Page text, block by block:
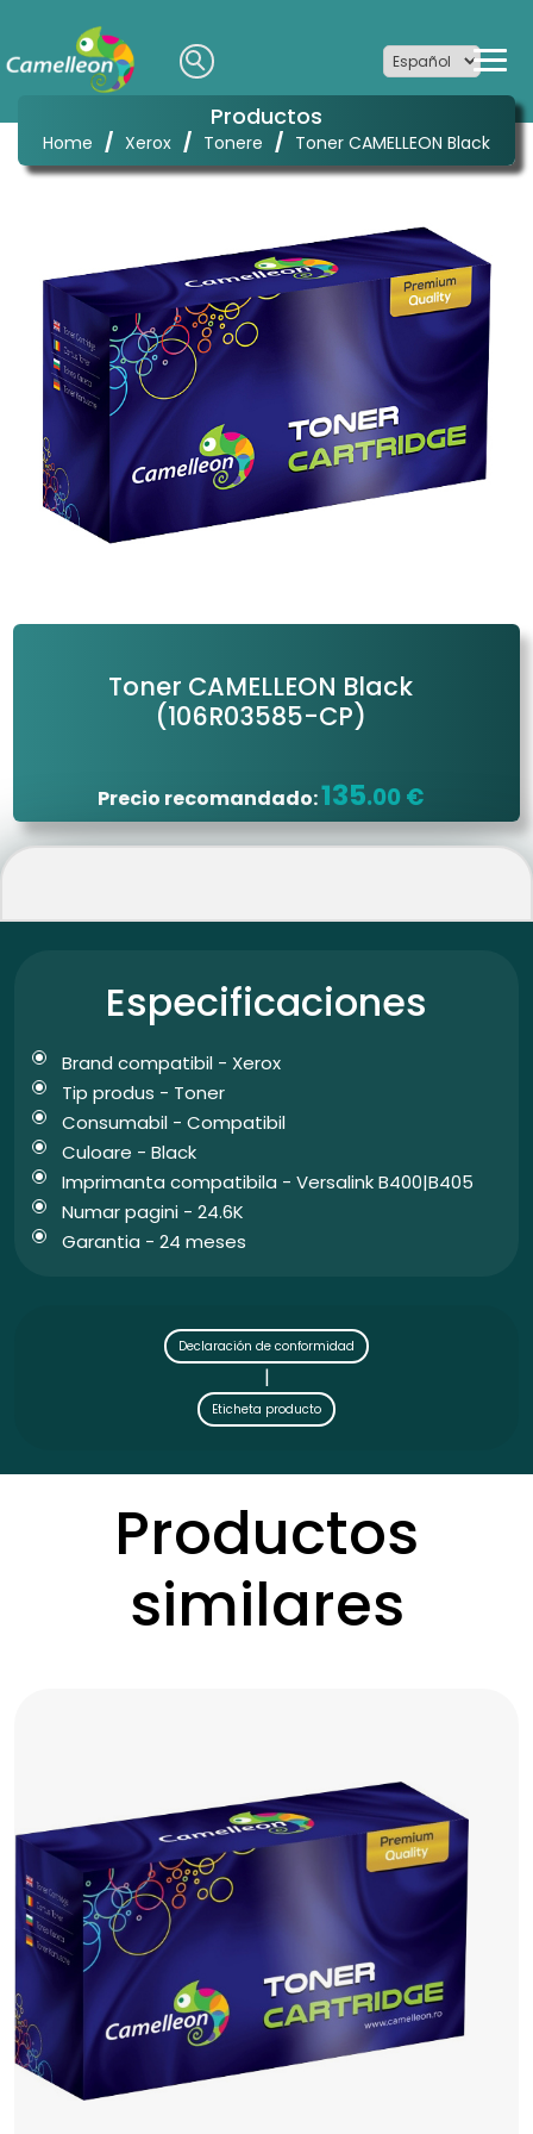
Productos
Home / Xerox / Tonere / Toner CAMELLEON Black
Toner CAMELLEON Black
(106R03585-CP)
Precio recomandado:135.00 €
Especificaciones
Brand compatibil - Xerox
Tip produs - Toner
Consumabil - Compatibil
Culoare - Black
Imprimanta compatibila - Versalink B400|B405
Numar pagini - 24.6K
Garantia - 24 meses
Declaración de conformidad
|
Eticheta producto
Productos
similares